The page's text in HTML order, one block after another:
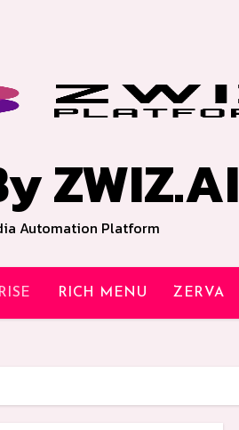
ZWIZ.AI
Automation Platform
RICH MENU ZERVA